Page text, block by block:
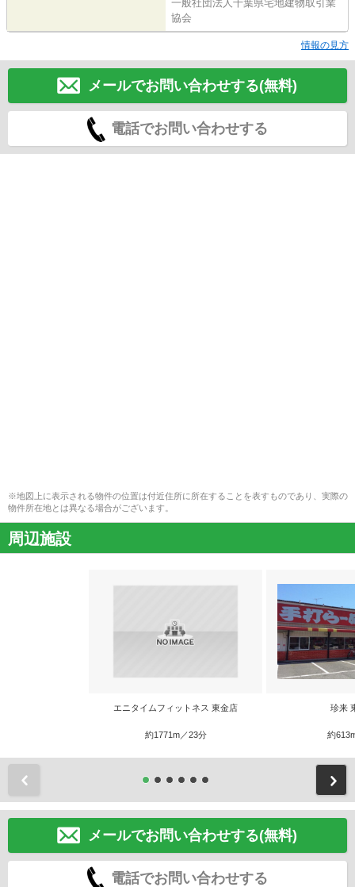
一般社団法人千葉県宅地建物取引業
協会
情報の見方
メールでお問い合わせする(無料)
電話でお問い合わせする
※地図上に表示される物件の位置は付近住所に所在することを表すものであり、実際の
物件所在地とは異なる場合がございます。
周辺施設
エニタイムフィットネス 東金店
約1771m／23分
珍来
約
メールでお問い合わせする(無料)
電話でお問い合わせする